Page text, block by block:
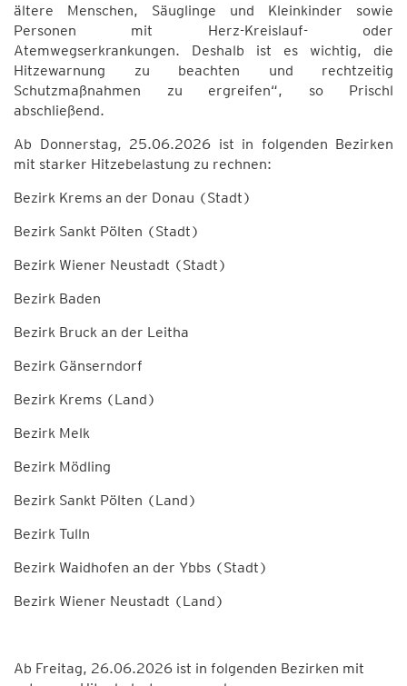
ältere Menschen, Säuglinge und Kleinkinder sowie
Personen mit Herz-Kreislauf- oder
Atemwegserkrankungen. Deshalb ist es wichtig, die
Hitzewarnung zu beachten und rechtzeitig
Schutzmaßnahmen zu ergreifen“, so Prischl
abschließend.
Ab Donnerstag, 25.06.2026 ist in folgenden Bezirken
mit starker Hitzebelastung zu rechnen:
Bezirk Krems an der Donau (Stadt)
Bezirk Sankt Pölten (Stadt)
Bezirk Wiener Neustadt (Stadt)
Bezirk Baden
Bezirk Bruck an der Leitha
Bezirk Gänserndorf
Bezirk Krems (Land)
Bezirk Melk
Bezirk Mödling
Bezirk Sankt Pölten (Land)
Bezirk Tulln
Bezirk Waidhofen an der Ybbs (Stadt)
Bezirk Wiener Neustadt (Land)
Ab Freitag, 26.06.2026 ist in folgenden Bezirken mit